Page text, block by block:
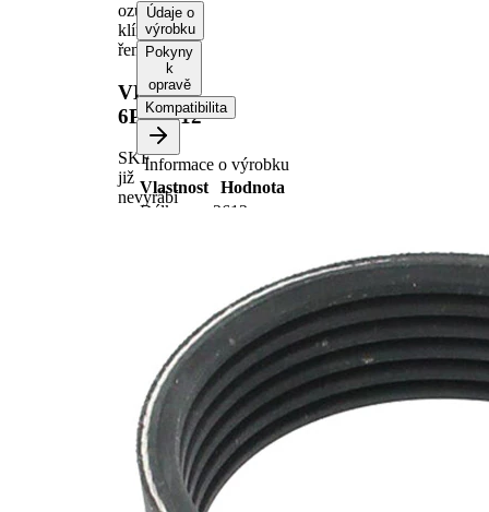
ozubený
klínový
řemen
VKMV
6PK2612
SKF
již
nevyrábí
Údaje o
výrobku
Pokyny
k
opravě
Kompatibilita
Informace o výrobku
Vlastnost
Hodnota
Délka
2612 mm
Materiál
řemene
EPDM
(Ethylen-
Propylen-
Dien-
Kautschuk)